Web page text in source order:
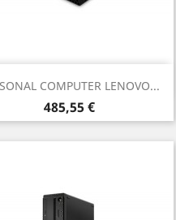
COMPUTER LENOVO...
Prezzo
485,55 €
Anteprima